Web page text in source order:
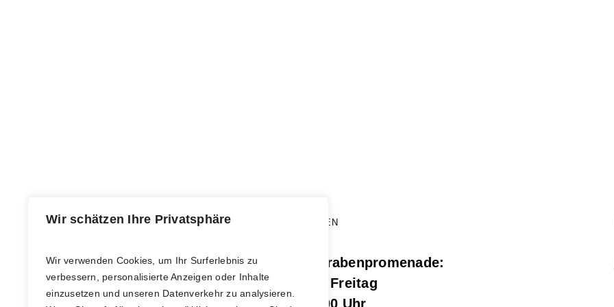
Wir schätzen Ihre Privatsphäre
Wir verwenden Cookies, um Ihr Surferlebnis zu
verbessern, personalisierte Anzeigen oder Inhalte
einzusetzen und unseren Datenverkehr zu analysieren.
GESCHÄFTSSTELLE
Volkshochschule Bern
Grabenpromenade 3
3011 Bern
ÖFFNUNGSZEITEN
Empfang Grabenpromenade:
Montag bis Freitag
09.00 – 17.00 Uhr